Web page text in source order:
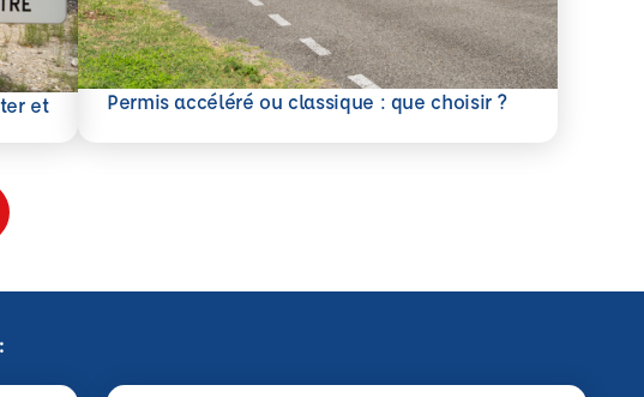
et
Permis accéléré ou classique : que choisir ?
En savoir plus